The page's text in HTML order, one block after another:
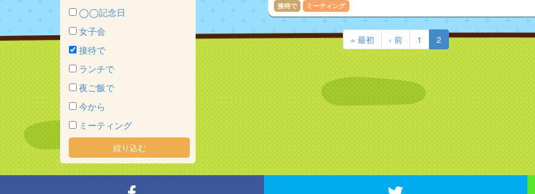
接待で ミーティング
« 最初 ‹ 前 1 2
◯◯記念日
女子会
接待で
ランチで
夜ご飯で
今から
ミーティング
絞り込む